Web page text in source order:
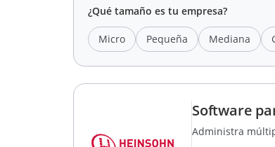
¿Qué tamaño es tu empresa?
Micro Pequeña Mediana
Software
Administra